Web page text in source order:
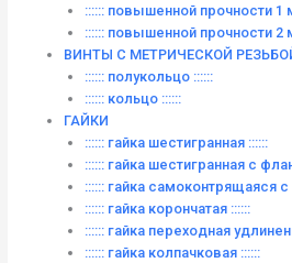
:::::: повышенной прочности 1
:::::: повышенной прочности 2
ВИНТЫ C МЕТРИЧЕСКОЙ
:::::: полукольцо ::::::
:::::: кольцо ::::::
ГАЙКИ
:::::: гайка шестигранная ::::::
:::::: гайка шестигранная с
:::::: гайка самоконтрящаяся
:::::: гайка корончатая ::::::
:::::: гайка переходная
:::::: гайка колпачковая ::::::